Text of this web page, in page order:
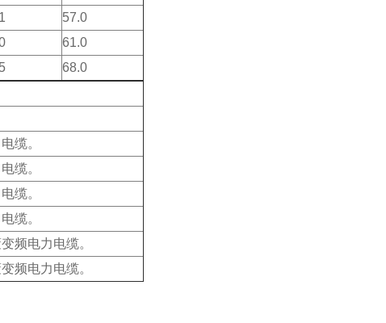
57.0
61.0
68.0
缆。
缆。
缆。
缆。
频电力电缆。
频电力电缆。